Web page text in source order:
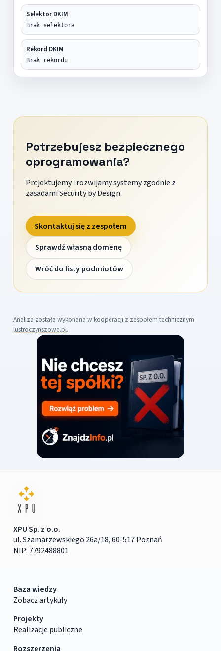
Selektor DKIM
Brak selektora
Rekord DKIM
Brak rekordu
Potrzebujesz bezpiecznego
oprogramowania?
Projektujemy i rozwijamy systemy zgodnie z
zasadami Security by Design.
Skontaktuj się z zespołem
Sprawdź własną domenę
Wróć do listy podmiotów
Analiza została wykonana w kooperacji z zespołem technicznym
lustroczynszowe.pl.
XPU Sp. z o.o.
ul. Szamarzewskiego 26a/18, 60-517 Poznań
NIP: 7792488801
Baza wiedzy
Zobacz artykuły
Projekty
Realizacje publiczne
Rozszerzenia